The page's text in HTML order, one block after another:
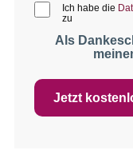
Ich habe die
zu
Als
Jetzt